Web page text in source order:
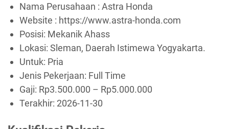
Nama Perusahaan : Astra Honda
Website : https://www.astra-honda.com
Posisi: Mekanik Ahass
Lokasi: Sleman, Daerah Istimewa Yogyakarta.
Untuk: Pria
Jenis Pekerjaan: Full Time
Gaji: Rp3.500.000 – Rp5.000.000
Terakhir: 2026-11-30